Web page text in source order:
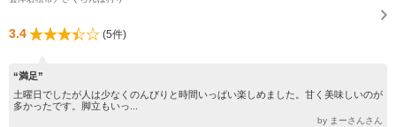
3.4 (5件)
“満足”
土曜日でしたが人は少なくのんびりと時間いっぱい楽しめました。甘く美味しいのが
多かったです。脚立もいっ...
by まーさんさん